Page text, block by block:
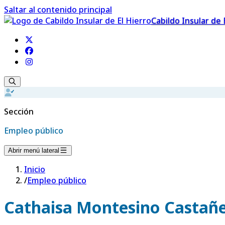
Saltar al contenido principal
Cabildo Insular de
Sección
Empleo público
Abrir menú lateral
Inicio
/Empleo público
Cathaisa Montesino